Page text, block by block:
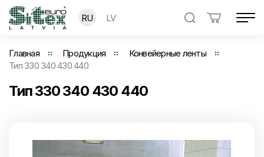
RU LV
Главная Продукция
Конвейерные ленты
Тип 330 340 430 440
Тип 330 340 430 440